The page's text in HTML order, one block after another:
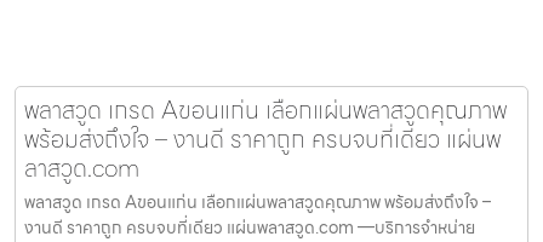
พลาสวูด เกรด Aขอนแก่น เลือกแผ่นพลาสวูดคุณภาพ
พร้อมส่งถึงใจ – งานดี ราคาถูก ครบจบที่เดียว แผ่นพ
ลาสวูด.com
พลาสวูด เกรด Aขอนแก่น เลือกแผ่นพลาสวูดคุณภาพ พร้อมส่งถึงใจ –
งานดี ราคาถูก ครบจบที่เดียว แผ่นพลาสวูด.com —บริการจำหน่าย